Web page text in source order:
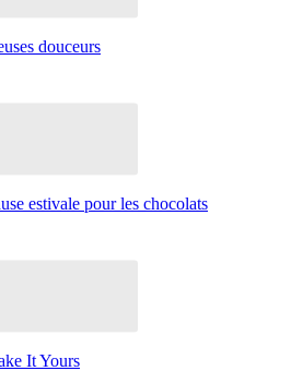
douceurs
estivale pour les chocolats
It Yours